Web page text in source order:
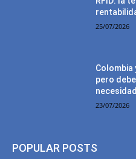
25/07/2026
Colombia
pero
23/07/2026
POPULAR POSTS